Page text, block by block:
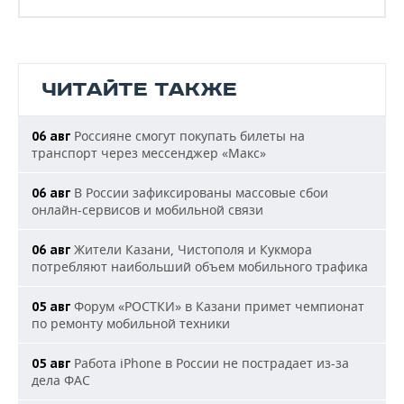
ЧИТАЙТЕ ТАКЖЕ
06 авг Россияне смогут покупать билеты на
транспорт через мессенджер «Макс»
06 авг В России зафиксированы массовые сбои
онлайн-сервисов и мобильной связи
06 авг Жители Казани, Чистополя и Кукмора
потребляют наибольший объем мобильного трафика
05 авг Форум «РОСТКИ» в Казани примет чемпионат
по ремонту мобильной техники
05 авг Работа iPhone в России не пострадает из-за
дела ФАС